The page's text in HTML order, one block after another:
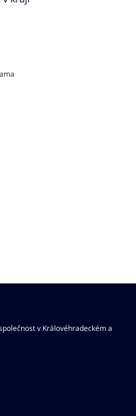
v Královéhradeckém a